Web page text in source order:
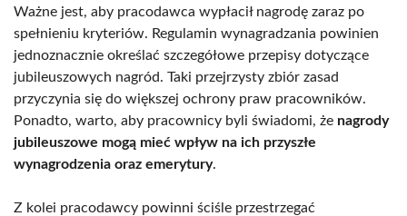
Ważne jest, aby pracodawca wypłacił nagrodę zaraz po
spełnieniu kryteriów. Regulamin wynagradzania powinien
jednoznacznie określać szczegółowe przepisy dotyczące
jubileuszowych nagród. Taki przejrzysty zbiór zasad
przyczynia się do większej ochrony praw pracowników.
Ponadto, warto, aby pracownicy byli świadomi, że nagrody
jubileuszowe mogą mieć wpływ na ich przyszłe
wynagrodzenia oraz emerytury.
Z kolei pracodawcy powinni ściśle przestrzegać